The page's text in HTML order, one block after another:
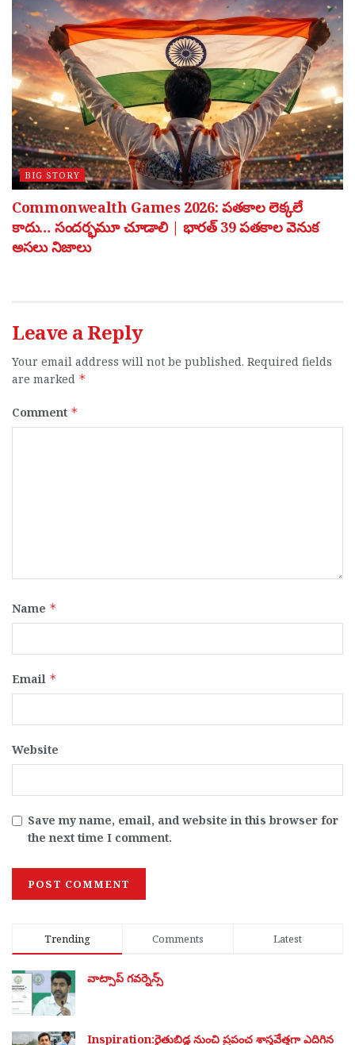
BIG STORY
Commonwealth Games 2026: పతకాల లెక్కలే
కాదు… సందర్భమూ చూడాలి | భారత్ 39 పతకాల వెనుక
అసలు నిజాలు
Leave a Reply
Your email address will not be published. Required fields
are marked *
Comment *
Name *
Email *
Website
Save my name, email, and website in this browser for
the next time I comment.
Trending Comments Latest
వాట్సాప్ గవర్నెన్స్
Inspiration:రైతుబిడ్డ నుంచి ప్రపంచ శాస్త్రవేత్తగా ఎదిగిన